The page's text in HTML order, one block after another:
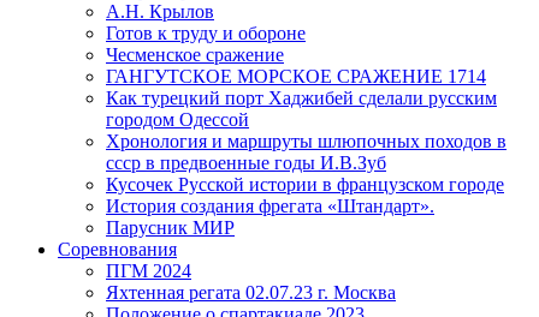
А.Н. Крылов
Готов к труду и обороне
Чесменское сражение
ГАНГУТСКОЕ МОРСКОЕ СРАЖЕНИЕ 1714
Как турецкий порт Хаджибей сделали русским
городом Одессой
Хронология и маршруты шлюпочных походов в
ссср в предвоенные годы И.В.Зуб
Кусочек Русской истории в французском городе
История создания фрегата «Штандарт».
Парусник МИР
Соревнования
ПГМ 2024
Яхтенная регата 02.07.23 г. Москва